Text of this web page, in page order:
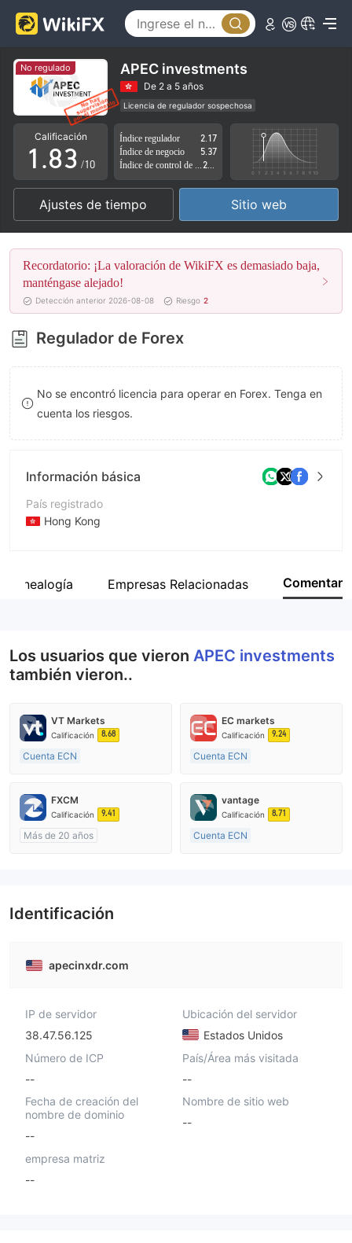
No regulado APEC investments
De 2 a 5 años
Licencia de regulador sospechosa
Zona de negocio sospechoso
Riesgo potencial alto
Calificación
0
1
2
3
4
5
6
7
8
9
.
4
5
6
7
8
9
0
1
2
3
4
5
6
7
8
9
/10
Índice regulador
2.17
Índice de negocio
5.37
Ajustes de tiempo Sitio web
Recordatorio: ¡La valoración de WikiFX es demasiado baja,
manténgase alejado!
Detección anterior 2026-08-08 Riesgo 2
Regulador de Forex
No se encontró licencia para operar en Forex. Tenga en
cuenta los riesgos.
Información básica
País registrado
Hong Kong
Empresa
Genealogía Empresas Relacionadas Comentar
Los usuarios que vieron APEC investments
también vieron..
VT Markets
Calificación 8.68
Cuenta ECN
Supervisión en Australia
Licencia completa de MT4
EC markets
Calificación 9.24
Cuenta ECN
Supervisión en Australia
FXCM
Calificación 9.41
Más de 20 años
vantage
Calificación 8.71
Cuenta ECN
Identificación
apecinxdr.com
IP de servidor
38.47.56.125
Ubicación del servidor
Estados Unidos
Número de ICP
--
País/Área más visitada
--
Fecha de creación del
nombre de dominio
--
Nombre de sitio web
--
empresa matriz
--